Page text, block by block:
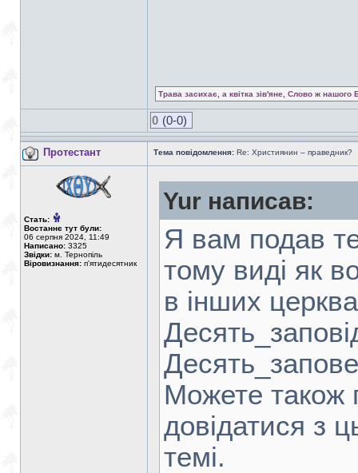
Трава засихає, а квітка зів'яне, Слово ж нашого
0 (0-0)
Протестант Тема повідомлення: Re: Християнин – праведник?
Стать:
Востаннє тут були:
06 серпня 2024, 11:49
Написано: 3325
Звідки: м. Тернопіль
Віровизнання: п'ятидесятник
Yur написав:
Я вам подав
тому виді як
в інших
Можете також
довідатися з
темі.